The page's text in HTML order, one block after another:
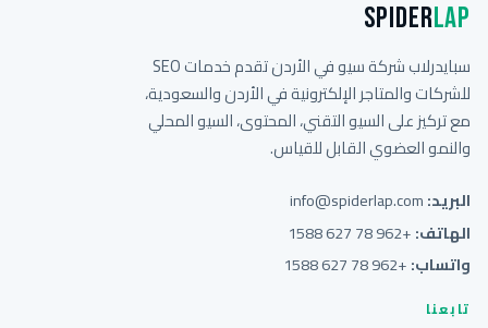
SpiderLap
سبايدرلاب شركة سيو في الأردن تقدم خدمات SEO
للشركات والمتاجر الإلكترونية في الأردن والسعودية،
مع تركيز على السيو التقني، المحتوى، السيو المحلي
والنمو العضوي القابل للقياس.
البريد:info@spiderlap.com
الهاتف:+962 78 627 1588
واتساب:+962 78 627 1588
تابعنا